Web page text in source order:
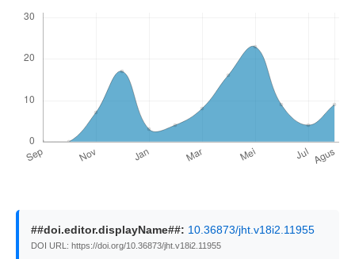
##doi.editor.displayName##: 10.36873/jht.v18i2.11955
DOI URL: https://doi.org/10.36873/jht.v18i2.11955